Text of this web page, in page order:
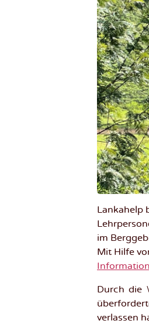
Lankahelp
im
Mit Hilfe
Durch die
verlassen